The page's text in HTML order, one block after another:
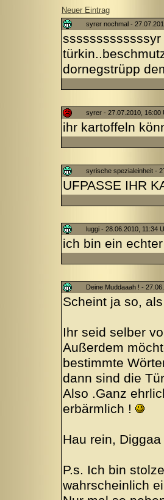
Neuer Eintrag
syrer nochmal -
dornegstrüpp
syrer - 27.07.2010, 16:00
ihr kartoffeln
syrische spezialeinheit -
UFPASSE IHR
luggi - 28.06.2010, 11:34
ich bin ein
Deine Muddaaah ! -
Scheint ja so,
Ihr seid selber
Außerdem
bestimmte
dann sind die
Also .Ganz
erbärmlich !
Hau rein, Diggaa
P.s. Ich bin
wahrscheinlich